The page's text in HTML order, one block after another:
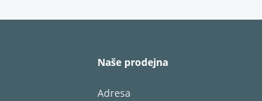
Naše prodejna
Adresa